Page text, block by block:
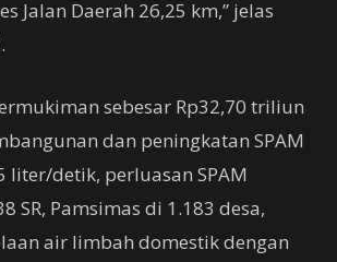
Jalan Daerah 26,25 km,” jelas
sebesar Rp32,70 triliun
dan peningkatan SPAM
liter/detik, perluasan SPAM
SR, Pamsimas di 1.183 desa,
air limbah domestik dengan